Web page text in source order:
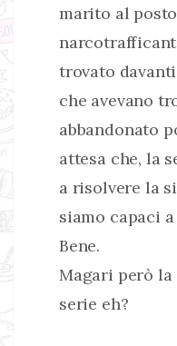
marito al
trovato
che avevano
abbandonato
attesa che, la
a risolvere la
siamo capaci
Bene.
Magari però
serie eh?